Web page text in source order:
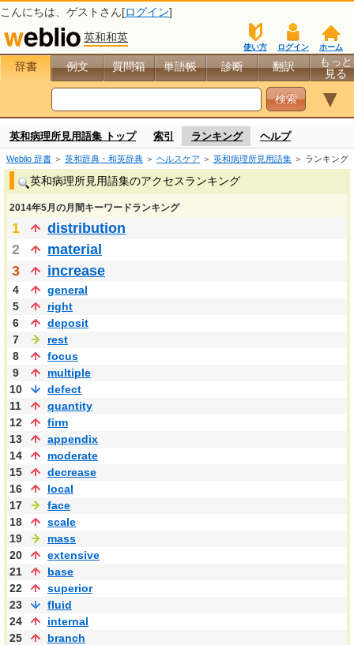
こんにちは、 ゲスト さん[ログイン]
英和和英
ホーム
ログイン
使い方
辞書 例文 質問箱 単語帳 診断 翻訳
もっと
見る
▼
英和病理所見用語集 トップ 索引 ランキング ヘルプ
Weblio 辞書 ＞ 英和辞典・和英辞典 ＞ ヘルスケア ＞ 英和病理所見用語集 ＞ ランキング
英和病理所見用語集のアクセスランキング
2014年5月の月間キーワードランキング
1
distribution
2
material
3
increase
4
general
5
right
6
deposit
7
rest
8
focus
9
multiple
10
defect
11
quantity
12
firm
13
appendix
14
moderate
15
decrease
16
local
17
face
18
scale
19
mass
20
extensive
21
base
22
superior
23
fluid
24
internal
25
branch